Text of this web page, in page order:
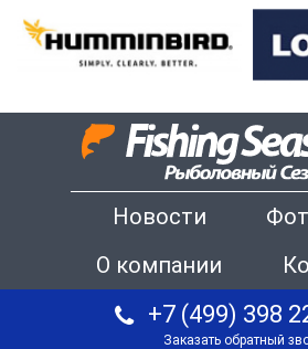
Новости
О компании
+7 (499) 398
Заказать обратный